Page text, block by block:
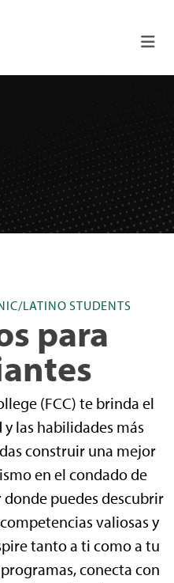
LATINO STUDENTS
para
(FCC) te brinda el
las habilidades más
construir una mejor
en el condado de
donde puedes descubrir
valiosas y
tanto a ti como a tu
conecta con